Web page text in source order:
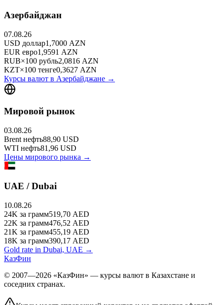
Азербайджан
07.08.26
USD доллар1,7000 AZN
EUR евро1,9591 AZN
RUB×100 рубль2,0816 AZN
KZT×100 тенге0,3627 AZN
Курсы валют в Азербайджане →
Мировой рынок
03.08.26
Brent нефть88,90 USD
WTI нефть81,96 USD
Цены мирового рынка →
UAE / Dubai
10.08.26
24K за грамм519,70 AED
22K за грамм476,52 AED
21K за грамм455,19 AED
18K за грамм390,17 AED
Gold rate in Dubai, UAE →
КазФин
© 2007—2026 «КазФин» — курсы валют в Казахстане и
соседних странах.